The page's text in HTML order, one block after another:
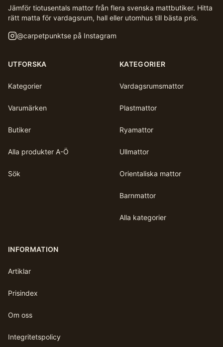
Jämför tiotusentals mattor från flera svenska mattbutiker. Hitta
rätt matta för vardagsrum, hall eller utomhus till bästa pris.
@carpetpunktse på Instagram
UTFORSKA
Kategorier
Varumärken
Butiker
Alla produkter A-Ö
Sök
KATEGORIER
Vardagsrumsmattor
Plastmattor
Ryamattor
Ullmattor
Orientaliska mattor
Barnmattor
Alla kategorier
INFORMATION
Artiklar
Prisindex
Om oss
Integritetspolicy